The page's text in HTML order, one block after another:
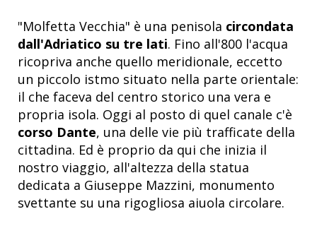
"Molfetta Vecchia" è una penisola circondata
dall'Adriatico su tre lati. Fino all'800 l'acqua
ricopriva anche quello meridionale, eccetto
un piccolo istmo situato nella parte orientale:
il che faceva del centro storico una vera e
propria isola. Oggi al posto di quel canale c'è
corso Dante, una delle vie più trafficate della
cittadina. Ed è proprio da qui che inizia il
nostro viaggio, all'altezza della statua
dedicata a Giuseppe Mazzini, monumento
svettante su una rigogliosa aiuola circolare.